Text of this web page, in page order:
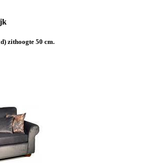
zithoogte 50 cm.